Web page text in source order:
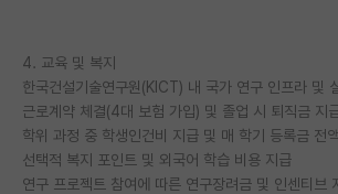
4. 교육 및 복지
한국건설기술연구원(KICT) 내 국가 연구 인프라 및
근로계약 체결(4대 보험 가입) 및 졸업 시 퇴직금 지
학위 과정 중 학생인건비 지급 및 매 학기 등록금 전
선택적 복지 포인트 및 외국어 학습 비용 지급
연구 프로젝트 참여에 따른 연구장려금 및 인센티브